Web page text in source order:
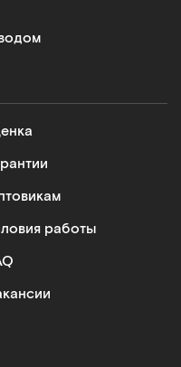
работы